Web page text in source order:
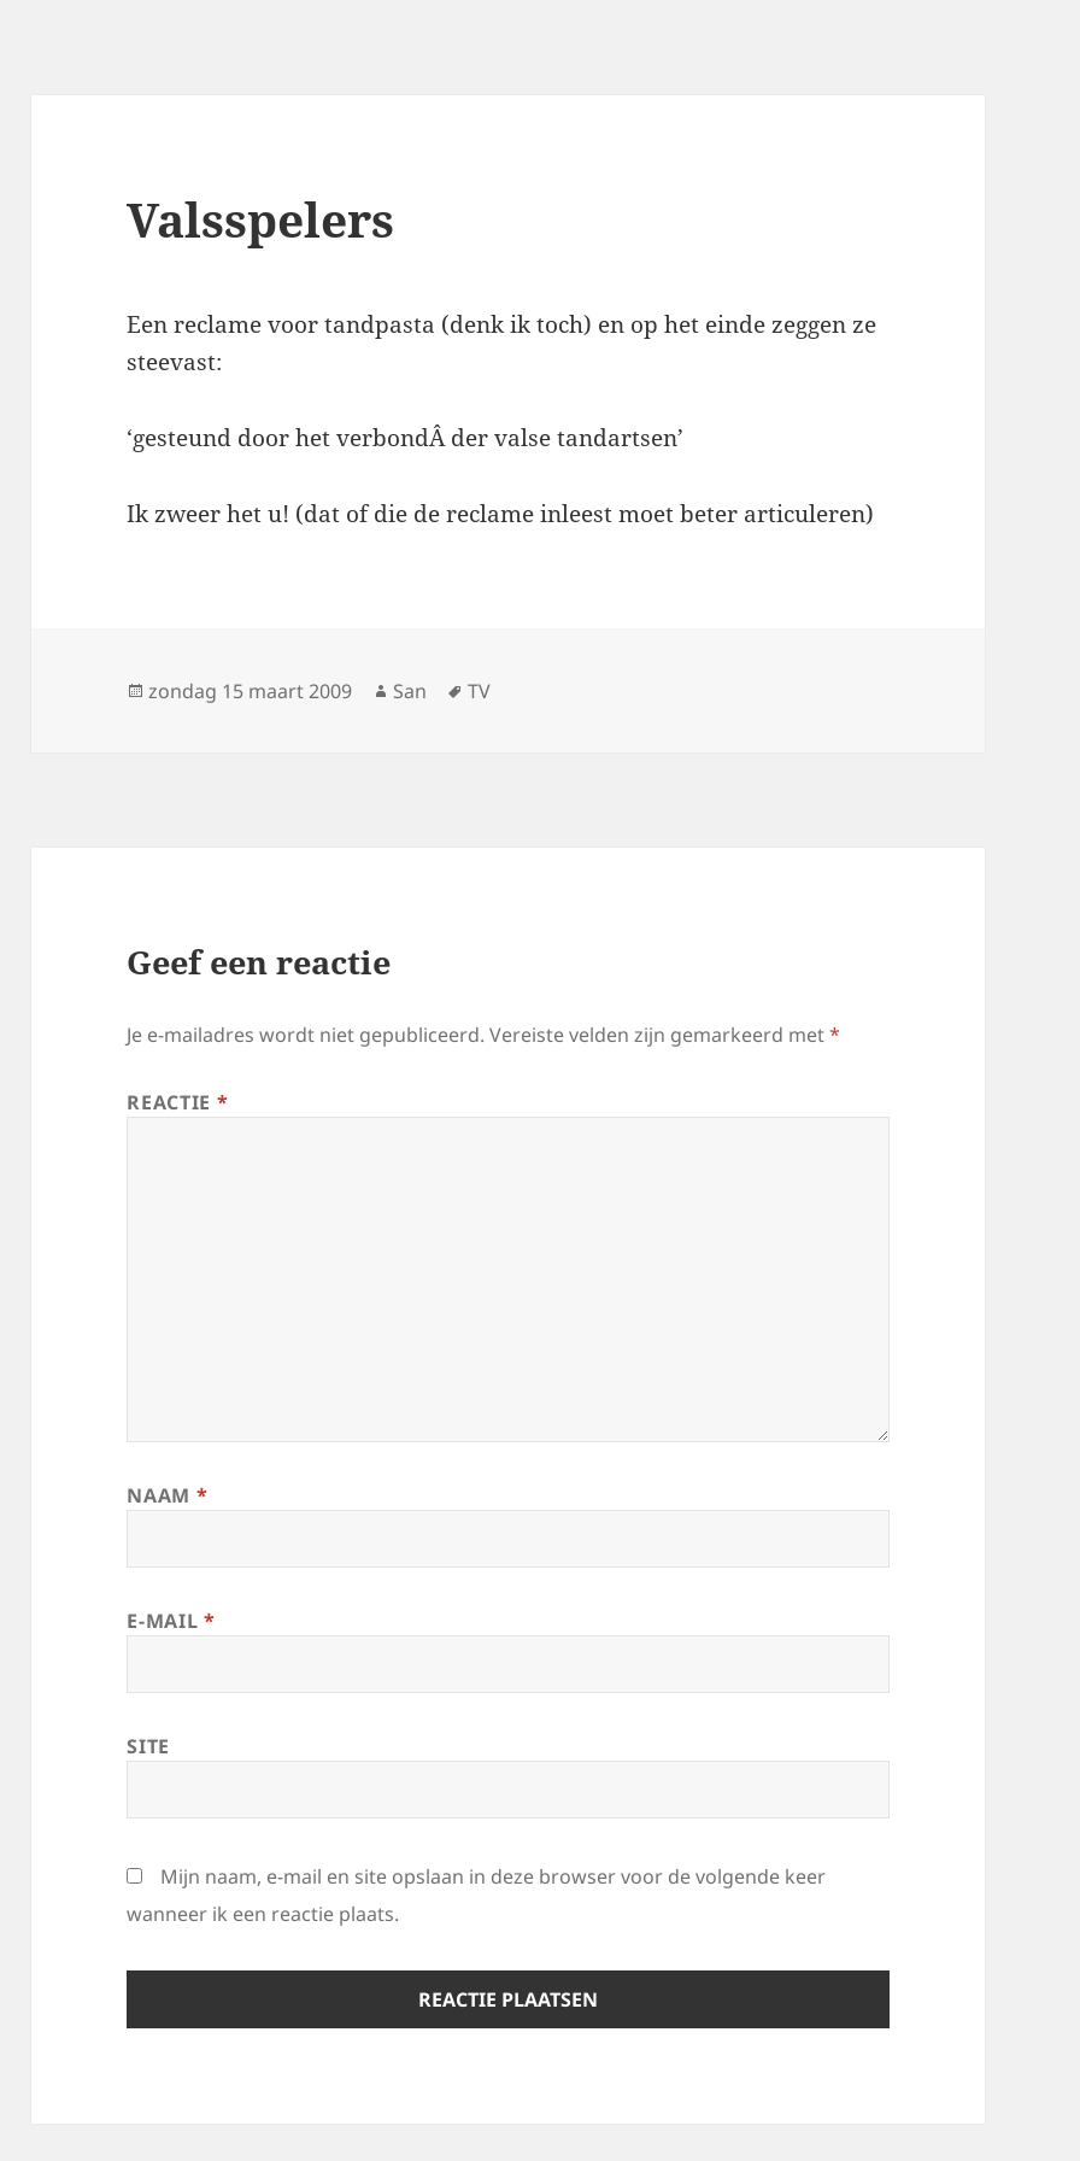
Valsspelers
Een reclame voor tandpasta (denk ik toch) en op het einde zeggen ze
steevast:
‘gesteund door het verbondÂ der valse tandartsen’
Ik zweer het u! (dat of die de reclame inleest moet beter articuleren)
Geplaatst
zondag 15 maart 2009 Auteur
San Tags
TV
Geef een reactie
Je e-mailadres wordt niet gepubliceerd. Vereiste velden zijn gemarkeerd met*
REACTIE *
NAAM *
E-MAIL *
SITE
Mijn naam, e-mail en site opslaan in deze browser voor de volgende keer
wanneer ik een reactie plaats.